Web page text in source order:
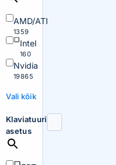
AMD/ATI
1359
Intel
160
Nvidia
19865
Vali kõik
Klaviatuuri
asetus